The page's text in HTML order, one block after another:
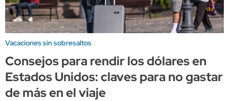
Vacaciones sin sobresaltos
Consejos para rendir los dólares en
Estados Unidos: claves para no gastar
de más en el viaje